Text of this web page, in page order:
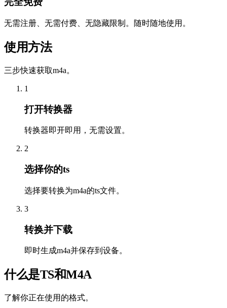
无需注册、无需付费、无隐藏限制。随时随地使用。
使用方法
三步快速获取m4a。
1
打开转换器
转换器即开即用，无需设置。
2
选择你的ts
选择要转换为m4a的ts文件。
3
转换并下载
即时生成m4a并保存到设备。
什么是TS和M4A
了解你正在使用的格式。